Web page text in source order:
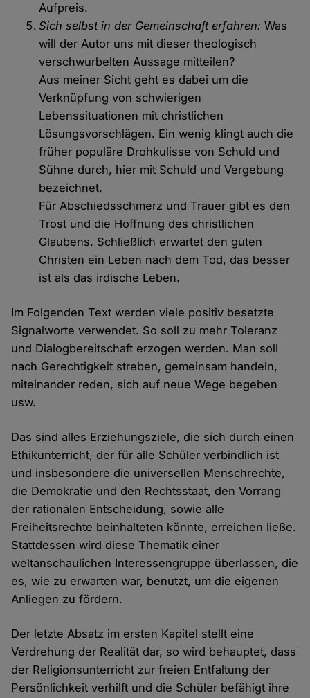
Aufpreis.
Sich selbst in der Gemeinschaft erfahren: Was
will der Autor uns mit dieser theologisch
verschwurbelten Aussage mitteilen?
Aus meiner Sicht geht es dabei um die
Verknüpfung von schwierigen
Lebenssituationen mit christlichen
Lösungsvorschlägen. Ein wenig klingt auch die
früher populäre Drohkulisse von Schuld und
Sühne durch, hier mit Schuld und Vergebung
bezeichnet.
Für Abschiedsschmerz und Trauer gibt es den
Trost und die Hoffnung des christlichen
Glaubens. Schließlich erwartet den guten
Christen ein Leben nach dem Tod, das besser
ist als das irdische Leben.
Im Folgenden Text werden viele positiv besetzte
Signalworte verwendet. So soll zu mehr Toleranz
und Dialogbereitschaft erzogen werden. Man soll
nach Gerechtigkeit streben, gemeinsam handeln,
miteinander reden, sich auf neue Wege begeben
usw.
Das sind alles Erziehungsziele, die sich durch einen
Ethikunterricht, der für alle Schüler verbindlich ist
und insbesondere die universellen Menschrechte,
die Demokratie und den Rechtsstaat, den Vorrang
der rationalen Entscheidung, sowie alle
Freiheitsrechte beinhalteten könnte, erreichen ließe.
Stattdessen wird diese Thematik einer
weltanschaulichen Interessengruppe überlassen, die
es, wie zu erwarten war, benutzt, um die eigenen
Anliegen zu fördern.
Der letzte Absatz im ersten Kapitel stellt eine
Verdrehung der Realität dar, so wird behauptet, dass
der Religionsunterricht zur freien Entfaltung der
Persönlichkeit verhilft und die Schüler befähigt ihre